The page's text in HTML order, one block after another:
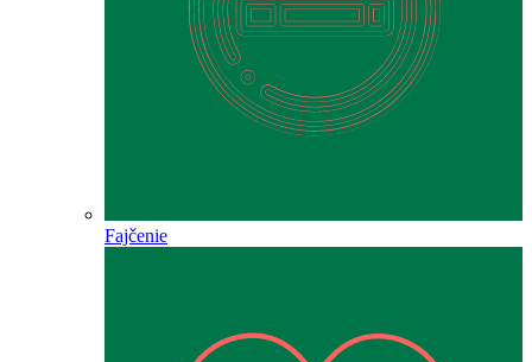
Fajčenie